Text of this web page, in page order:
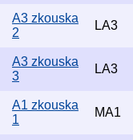
A3 zkouska
2
LA3
A3 zkouska
3
LA3
A1 zkouska
1
MA1